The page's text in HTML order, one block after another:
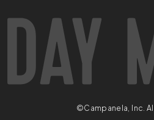
©Campanela, Inc.